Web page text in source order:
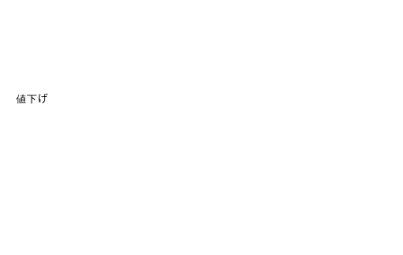
値下げ